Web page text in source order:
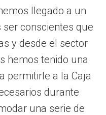
llegado a un
conscientes que
y desde el sector
hemos tenido una
permitirle a la Caja
durante
una serie de